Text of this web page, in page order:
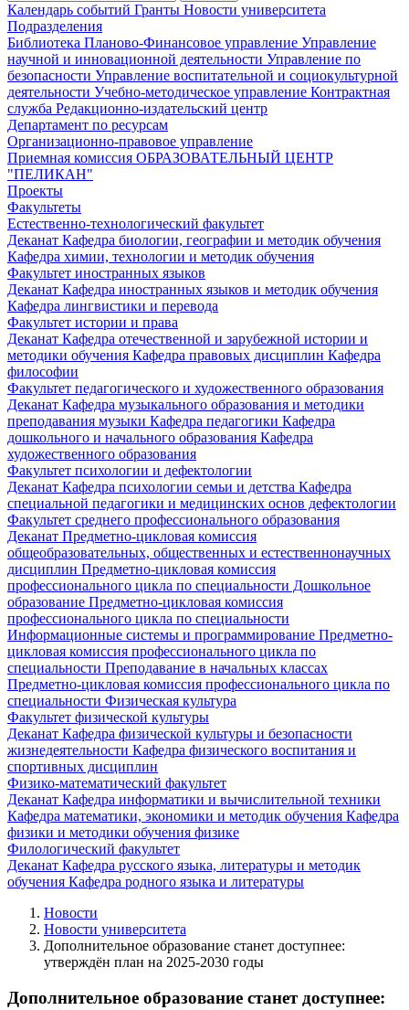
Календарь событий Гранты Новости университета
Подразделения
Библиотека Планово-Финансовое управление Управление
научной и инновационной деятельности Управление по
безопасности Управление воспитательной и социокультурной
деятельности Учебно-методическое управление Контрактная
служба Редакционно-издательский центр
Департамент по ресурсам
Организационно-правовое управление
Приемная комиссия ОБРАЗОВАТЕЛЬНЫЙ ЦЕНТР
"ПЕЛИКАН"
Проекты
Факультеты
Естественно-технологический факультет
Деканат Кафедра биологии, географии и методик обучения
Кафедра химии, технологии и методик обучения
Факультет иностранных языков
Деканат Кафедра иностранных языков и методик обучения
Кафедра лингвистики и перевода
Факультет истории и права
Деканат Кафедра отечественной и зарубежной истории и
методики обучения Кафедра правовых дисциплин Кафедра
философии
Факультет педагогического и художественного образования
Деканат Кафедра музыкального образования и методики
преподавания музыки Кафедра педагогики Кафедра
дошкольного и начального образования Кафедра
художественного образования
Факультет психологии и дефектологии
Деканат Кафедра психологии семьи и детства Кафедра
специальной педагогики и медицинских основ дефектологии
Факультет среднего профессионального образования
Деканат Предметно-цикловая комиссия
общеобразовательных, общественных и естественнонаучных
дисциплин Предметно-цикловая комиссия
профессионального цикла по специальности Дошкольное
образование Предметно-цикловая комиссия
профессионального цикла по специальности
Информационные системы и программирование Предметно-
цикловая комиссия профессионального цикла по
специальности Преподавание в начальных классах
Предметно-цикловая комиссия профессионального цикла по
специальности Физическая культура
Факультет физической культуры
Деканат Кафедра физической культуры и безопасности
жизнедеятельности Кафедра физического воспитания и
спортивных дисциплин
Физико-математический факультет
Деканат Кафедра информатики и вычислительной техники
Кафедра математики, экономики и методик обучения Кафедра
физики и методики обучения физике
Филологический факультет
Деканат Кафедра русского языка, литературы и методик
обучения Кафедра родного языка и литературы
Новости
Новости университета
Дополнительное образование станет доступнее:
утверждён план на 2025-2030 годы
Дополнительное образование станет доступнее: